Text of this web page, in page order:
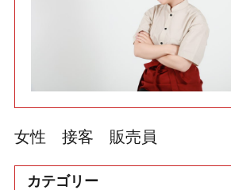
女性 接客 販売員
カテゴリー